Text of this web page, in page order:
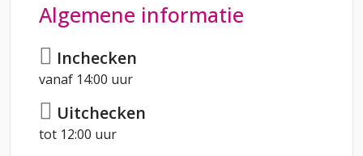
Algemene informatie
Inchecken
vanaf 14:00 uur
Uitchecken
tot 12:00 uur